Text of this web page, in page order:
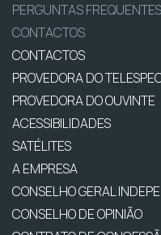
PERGUNTAS FREQUENTES
CONTACTOS
CONTACTOS
PROVEDORA DO
PROVEDORA DO OUVINTE
ACESSIBILIDADES
SATÉLITES
A EMPRESA
CONSELHO GERAL
CONSELHO DE OPINIÃO